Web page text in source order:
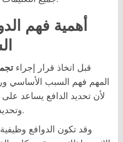
أهمية فهم
قبل اتخاذ قرار إجراء
المهم فهم السبب الأساسي
لأن تحديد الدافع يساعد
وتحديد التوقعات الواقعية للنتائج.
وقد تكون الدوافع